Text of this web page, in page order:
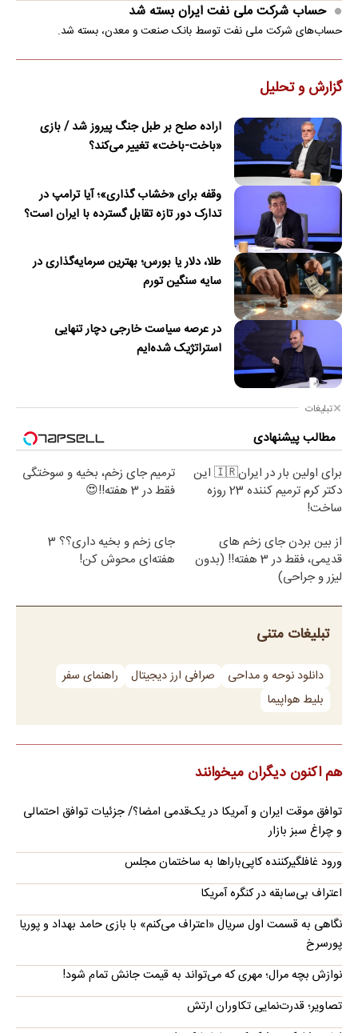
حساب‌ شرکت ملی نفت ایران بسته شد
حساب‌های شرکت ملی نفت توسط بانک صنعت و معدن، بسته شد.
گزارش و تحلیل
اراده صلح بر طبل جنگ پیروز شد / بازی
«باخت-باخت» تغییر می‌کند؟
وقفه برای «خشاب گذاری»؛ آیا ترامپ در
تدارک دور تازه تقابل گسترده با ایران است؟
طلا، دلار یا بورس؛ بهترین سرمایه‌گذاری در
سایه سنگین تورم
در عرصه سیاست خارجی دچار تنهایی
استراتژیک شده‌ایم
تبلیغات
مطالب پیشنهادی
برای اولین بار در ایران🇮🇷 این
دکتر کرم ترمیم کننده 23 روزه
ساخت!
ترمیم جای زخم، بخیه و سوختگی
فقط در 3 هفته!!😍
از بین بردن جای زخم های
قدیمی، فقط در 3 هفته!! (بدون
لیزر و جراحی)
جای زخم و بخیه داری؟؟ 3
هفته‌ای محوش کن!
تبلیغات متنی
دانلود نوحه و مداحی صرافی ارز دیجیتال
راهنمای سفر
بلیط هواپیما
هم اکنون دیگران میخوانند
توافق موقت ایران و آمریکا در یک‌قدمی امضا؟/ جزئیات توافق احتمالی
و چراغ سبز بازار
ورود غافلگیرکننده کاپی‌باراها به ساختمان مجلس
اعتراف بی‌سابقه در کنگره آمریکا
نگاهی به قسمت اول سریال «اعتراف می‌کنم» با بازی حامد بهداد و پوریا
پورسرخ
نوازش بچه مرال؛ مهری که می‌تواند به قیمت جانش تمام شود!
تصاویر؛ قدرت‌نمایی تکاوران ارتش